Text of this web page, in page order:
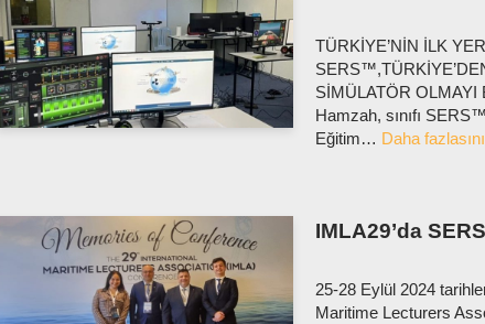
TÜRKİYE’NİN İLK
SİMÜLATÖR OLMAYI
Hamzah, sınıfı
Eğitim… Daha
IMLA29’da
25-28 Eylül 2024
Maritime Lecturers